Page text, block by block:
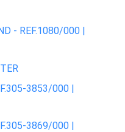
- REF.1080/000 |
3853/000 |
3869/000 |